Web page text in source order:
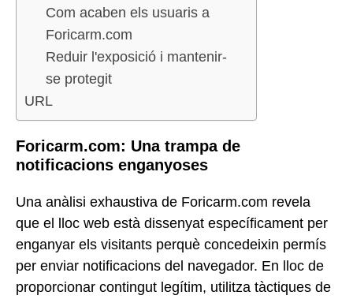
Com acaben els usuaris a
Foricarm.com
Reduir l'exposició i mantenir-
se protegit
URL
Foricarm.com: Una trampa de
notificacions enganyoses
Una anàlisi exhaustiva de Foricarm.com revela
que el lloc web està dissenyat específicament per
enganyar els visitants perquè concedeixin permís
per enviar notificacions del navegador. En lloc de
proporcionar contingut legítim, utilitza tàctiques de